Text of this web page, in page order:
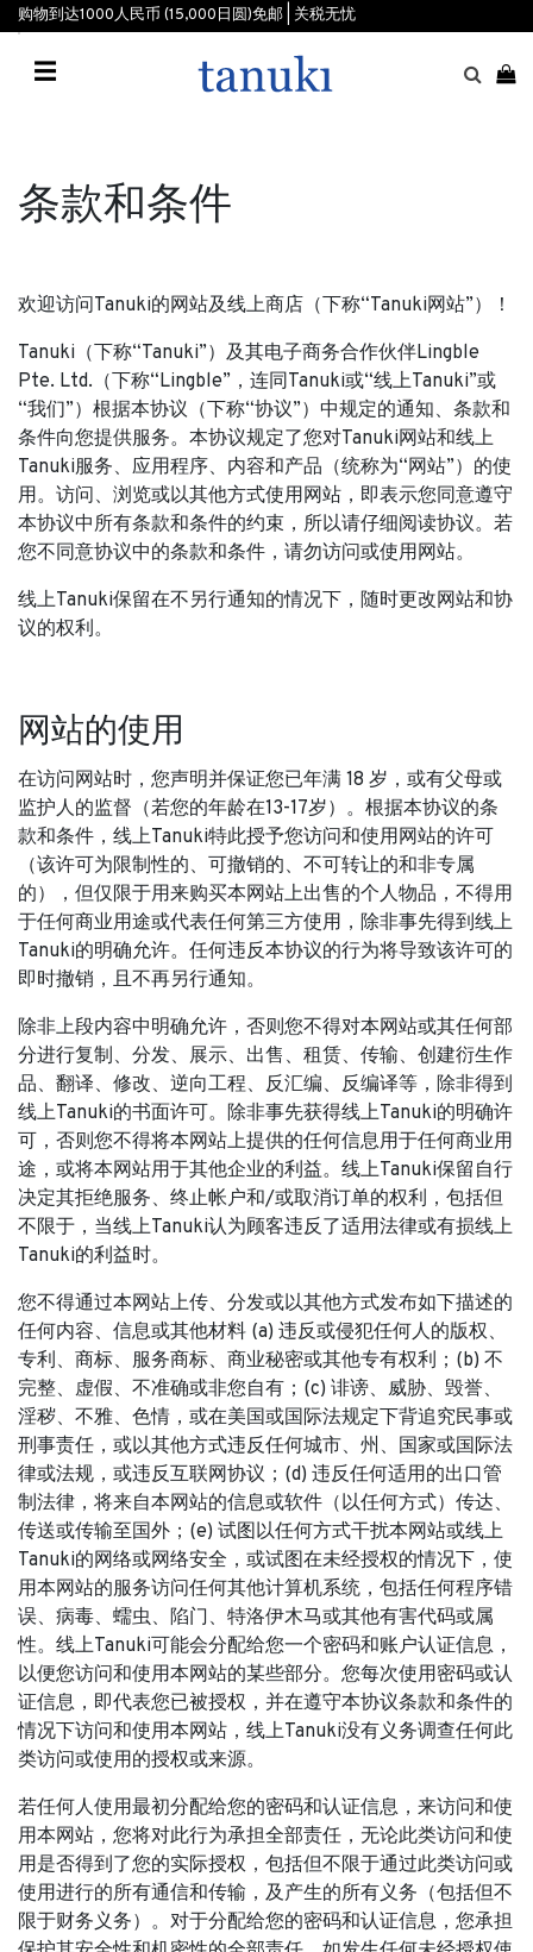
购物到达1000人民币 (15,000日圆)免邮 | 关税无忧
☰
条款和条件
欢迎访问Tanuki的网站及线上商店（下称“Tanuki网站”）！
Tanuki（下称“Tanuki”）及其电子商务合作伙伴Lingble
Pte. Ltd.（下称“Lingble”，连同Tanuki或“线上Tanuki”或
“我们”）根据本协议（下称“协议”）中规定的通知、条款和
条件向您提供服务。本协议规定了您对Tanuki网站和线上
Tanuki服务、应用程序、内容和产品（统称为“网站”）的使
用。访问、浏览或以其他方式使用网站，即表示您同意遵守
本协议中所有条款和条件的约束，所以请仔细阅读协议。若
您不同意协议中的条款和条件，请勿访问或使用网站。
线上Tanuki保留在不另行通知的情况下，随时更改网站和协
议的权利。
网站的使用
在访问网站时，您声明并保证您已年满 18 岁，或有父母或
监护人的监督（若您的年龄在13-17岁）。根据本协议的条
款和条件，线上Tanuki特此授予您访问和使用网站的许可
（该许可为限制性的、可撤销的、不可转让的和非专属
的），但仅限于用来购买本网站上出售的个人物品，不得用
于任何商业用途或代表任何第三方使用，除非事先得到线上
Tanuki的明确允许。任何违反本协议的行为将导致该许可的
即时撤销，且不再另行通知。
除非上段内容中明确允许，否则您不得对本网站或其任何部
分进行复制、分发、展示、出售、租赁、传输、创建衍生作
品、翻译、修改、逆向工程、反汇编、反编译等，除非得到
线上Tanuki的书面许可。除非事先获得线上Tanuki的明确许
可，否则您不得将本网站上提供的任何信息用于任何商业用
途，或将本网站用于其他企业的利益。线上Tanuki保留自行
决定其拒绝服务、终止帐户和/或取消订单的权利，包括但
不限于，当线上Tanuki认为顾客违反了适用法律或有损线上
Tanuki的利益时。
您不得通过本网站上传、分发或以其他方式发布如下描述的
任何内容、信息或其他材料 (a) 违反或侵犯任何人的版权、
专利、商标、服务商标、商业秘密或其他专有权利；(b) 不
完整、虚假、不准确或非您自有；(c) 诽谤、威胁、毁誉、
淫秽、不雅、色情，或在美国或国际法规定下背追究民事或
刑事责任，或以其他方式违反任何城市、州、国家或国际法
律或法规，或违反互联网协议；(d) 违反任何适用的出口管
制法律，将来自本网站的信息或软件（以任何方式）传达、
传送或传输至国外；(e) 试图以任何方式干扰本网站或线上
Tanuki的网络或网络安全，或试图在未经授权的情况下，使
用本网站的服务访问任何其他计算机系统，包括任何程序错
误、病毒、蠕虫、陷门、特洛伊木马或其他有害代码或属
性。线上Tanuki可能会分配给您一个密码和账户认证信息，
以便您访问和使用本网站的某些部分。您每次使用密码或认
证信息，即代表您已被授权，并在遵守本协议条款和条件的
情况下访问和使用本网站，线上Tanuki没有义务调查任何此
类访问或使用的授权或来源。
若任何人使用最初分配给您的密码和认证信息，来访问和使
用本网站，您将对此行为承担全部责任，无论此类访问和使
用是否得到了您的实际授权，包括但不限于通过此类访问或
使用进行的所有通信和传输，及产生的所有义务（包括但不
限于财务义务）。对于分配给您的密码和认证信息，您承担